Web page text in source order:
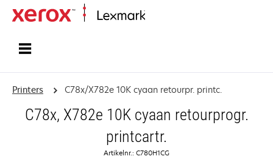
Printers C78x/X782e 10K cyaan retourpr. printc.
C78x, X782e 10K cyaan retourprogr.
printcartr.
Artikelnr.: C780H1CG